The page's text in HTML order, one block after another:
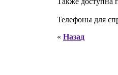
Телефоны для
« Назад